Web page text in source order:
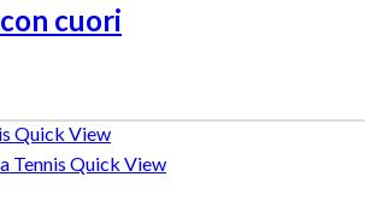
cuori
Quick View
Quick View